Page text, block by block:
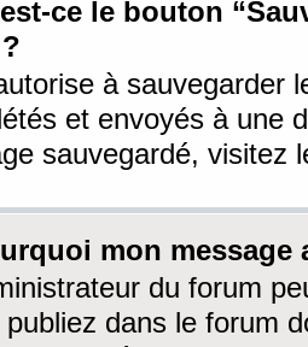
ce le bouton
à sauvegarder
et envoyés à une
sauvegardé, visitez
mon message
du forum
dans le forum